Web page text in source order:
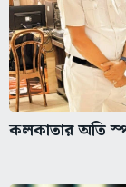
কলকাতার অতি